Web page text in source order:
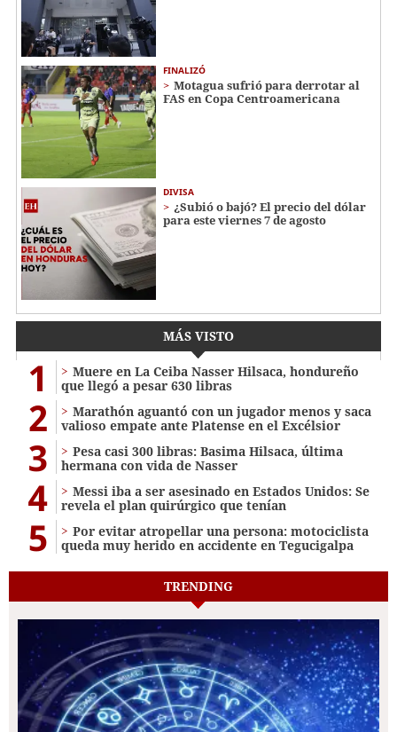
FINALIZÓ
Motagua sufrió para derrotar al
FAS en Copa Centroamericana
DIVISA
¿Subió o bajó? El precio del dólar
para este viernes 7 de agosto
MÁS VISTO
1
Muere en La Ceiba Nasser Hilsaca, hondureño
que llegó a pesar 630 libras
2
Marathón aguantó con un jugador menos y saca
valioso empate ante Platense en el Excélsior
3
Pesa casi 300 libras: Basima Hilsaca, última
hermana con vida de Nasser
4
Messi iba a ser asesinado en Estados Unidos: Se
revela el plan quirúrgico que tenían
5
Por evitar atropellar una persona: motociclista
queda muy herido en accidente en Tegucigalpa
TRENDING